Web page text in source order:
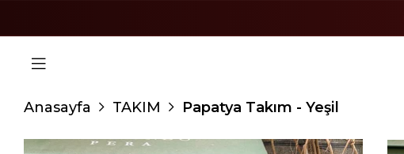
Anasayfa TAKIM Papatya Takım - Yeşil